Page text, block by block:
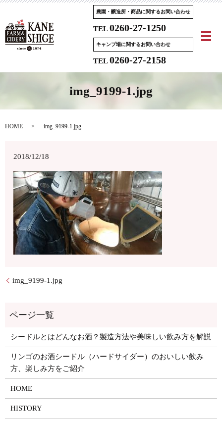
農園・醸造所・商品に関するお問い合わせ
TEL0260-27-1250
キャンプ場に関するお問い合わせ
TEL0260-27-2158
メ
img_9199-1.jpg
HOME img_9199-1.jpg
2018/12/18
img_9199-1.jpg
シードルとはどんなお酒？製造方法や美味しい飲み方を解説
リンゴのお酒シードル（ハードサイダー）のおいしい飲み
方、楽しみ方をご紹介
HOME
HISTORY